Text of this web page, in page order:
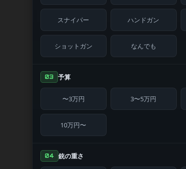
スナイパー ハンドガン
ショットガン なんでも
03 予算
〜3万円 3〜5万円
10万円〜
04 銃の重さ